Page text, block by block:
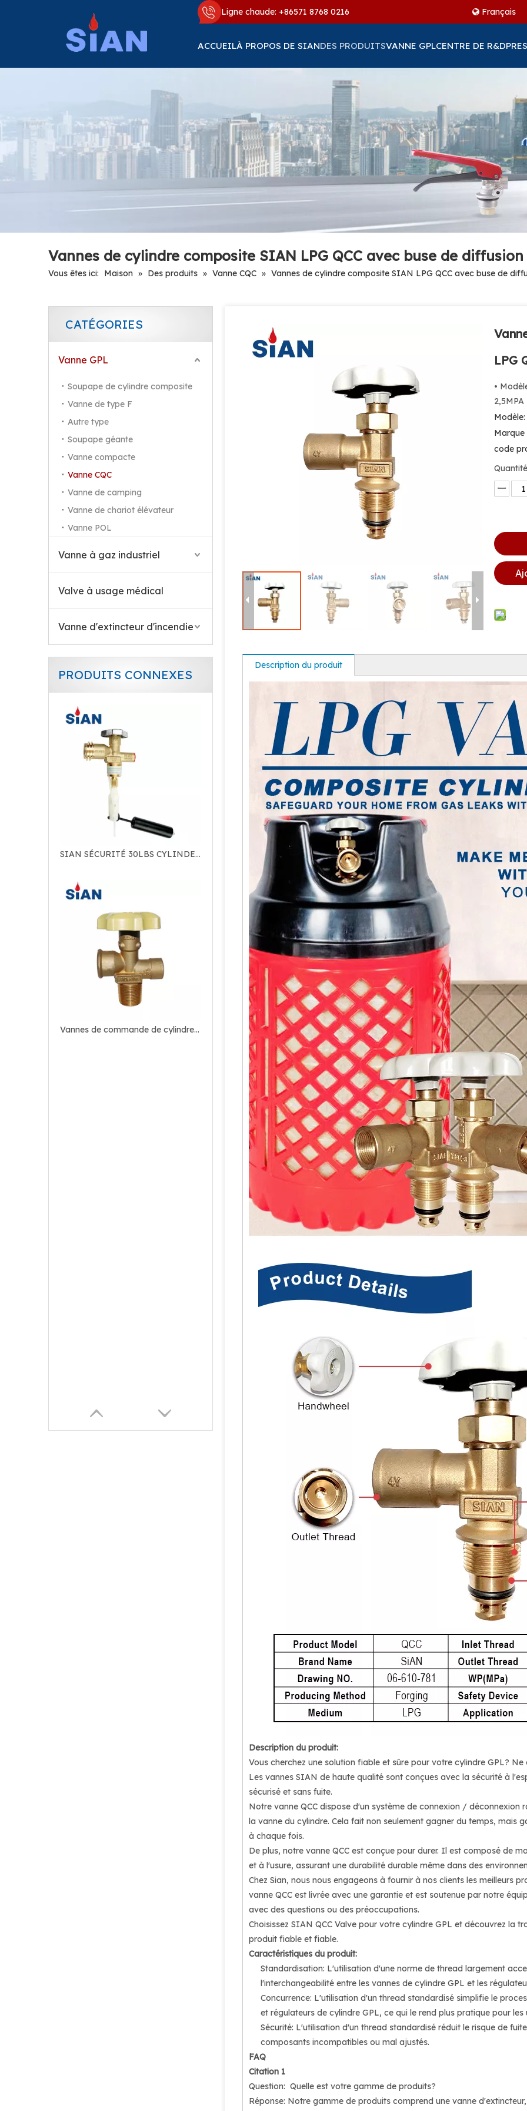
Ligne chaude: +86571 8768 0216 Français
ACCUEILÀ PROPOS DE SIANDES PRODUITSVANNE GPLCENTRE DE R&D
Vannes de cylindre composite SIAN LPG QCC avec buse de diffusion
Vous êtes ici: Maison » Des produits » Vanne CQC » Vannes de cylindre composite SIAN LPG QCC avec buse de
CATÉGORIES
Vanne GPL
Soupape de cylindre composite
Vanne de type F
Autre type
Soupape géante
Vanne compacte
Vanne CQC
Vanne de camping
Vanne de chariot élévateur
Vanne POL
Vanne à gaz industriel
Valve à usage médical
Vanne d'extincteur d'incendie
PRODUITS CONNEXES
SIAN SÉCURITÉ 30LBS CYLINDER LPG QCC Connect OPD Tank Pol Valves
Vannes de commande de cylindre LPG en laiton SIAN
LPG
•
Modèle:
Marque
code
Description du produit
Description du produit:
Vous cherchez une solution fiable et sûre pour votre cylindre GPL? Ne
Les vannes SIAN de haute qualité sont conçues avec la sécurité à
sécurisé et sans fuite.
Notre vanne QCC dispose d'un système de connexion /
la vanne du cylindre. Cela fait non seulement gagner du temps, mais
à chaque fois.
De plus, notre vanne QCC est conçue pour durer. Il est composé de
et à l'usure, assurant une durabilité durable même dans des
Chez Sian, nous nous engageons à fournir à nos clients les meilleurs
vanne QCC est livrée avec une garantie et est soutenue par notre
avec des questions ou des préoccupations.
Choisissez SIAN QCC Valve pour votre cylindre GPL et découvrez la
produit fiable et fiable.
Caractéristiques du produit:
Standardisation: L'utilisation d'une norme de thread largement
l'interchangeabilité entre les vannes de cylindre GPL et les
Concurrence: L'utilisation d'un thread standardisé simplifie le
et régulateurs de cylindre GPL, ce qui le rend plus pratique pour les
Sécurité: L'utilisation d'un thread standardisé réduit le risque de
composants incompatibles ou mal ajustés.
FAQ
Citation 1
Question: Quelle est votre gamme de produits?
Réponse: Notre gamme de produits comprend une vanne